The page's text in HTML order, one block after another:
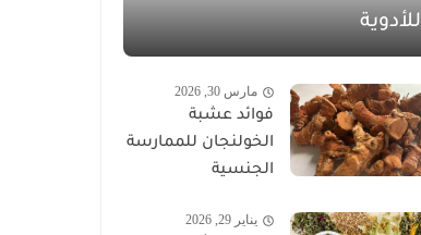
للأدوية
مارس 30, 2026
فوائد عشبة
الخولنجان للممارسة
الجنسية
يناير 29, 2026